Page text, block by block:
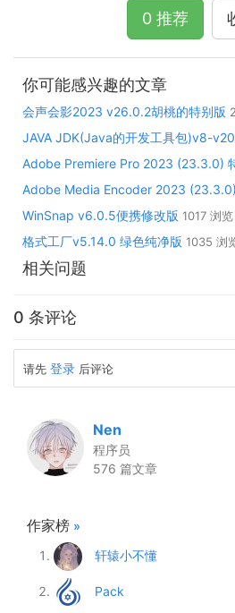
0 推荐
你可能感兴趣的文章
会声会影2023 v26.0.2胡桃的特别版
JAVA JDK(Java的开发工具包)v8-v20
Adobe Premiere Pro 2023 (23.3.0)
Adobe Media Encoder 2023
WinSnap v6.0.5便携修改版 1017 浏览
格式工厂v5.14.0 绿色纯净版 1035 浏
相关问题
0 条评论
请先 登录 后评论
Nen
程序员
576 篇文章
作家榜 »
轩辕小不懂
Pack